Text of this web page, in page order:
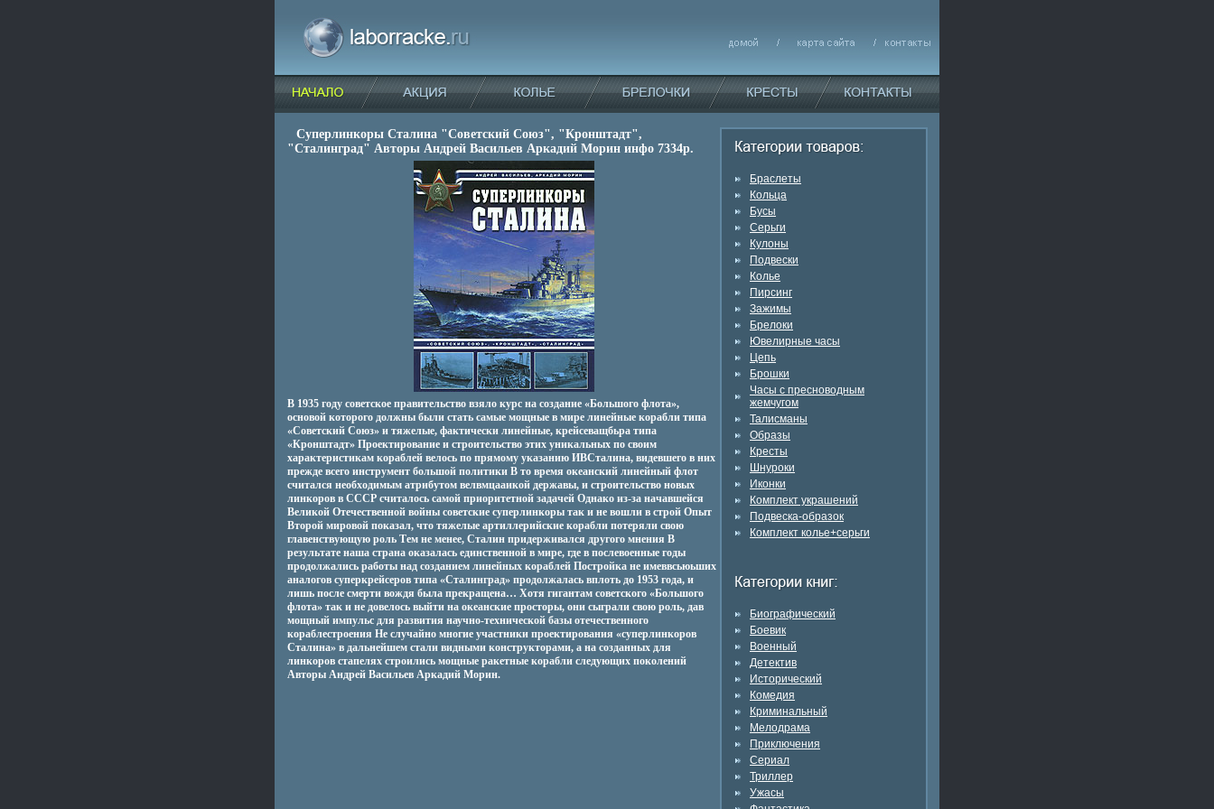
Суперлинкоры Сталина "Советский Союз", "Кронштадт",
"Сталинград" Авторы Андрей Васильев Аркадий Морин инфо 7334p.
В 1935 году советское правительство взяло курс на создание «Большого флота»,
основой которого должны были стать самые мощные в мире линейные корабли типа
«Советский Союз» и тяжелые, фактически линейные, крейсеващбьра типа
«Кронштадт» Проектирование и строительство этих уникальных по своим
характеристикам кораблей велось по прямому указанию ИВСталина, видевшего в них
прежде всего инструмент большой политики В то время океанский линейный флот
считался необходимым атрибутом велвмцааикой державы, и строительство новых
линкоров в СССР считалось самой приоритетной задачей Однако из-за начавшейся
Великой Отечественной войны советские суперлинкоры так и не вошли в строй Опыт
Второй мировой показал, что тяжелые артиллерийские корабли потеряли свою
главенствующую роль Тем не менее, Сталин придерживался другого мнения В
результате наша страна оказалась единственной в мире, где в послевоенные годы
продолжались работы над созданием линейных кораблей Постройка не имеввсьюьших
аналогов суперкрейсеров типа «Сталинград» продолжалась вплоть до 1953 года, и
лишь после смерти вождя была прекращена… Хотя гигантам советского «Большого
флота» так и не довелось выйти на океанские просторы, они сыграли свою роль, дав
мощный импульс для развития научно-технической базы отечественного
кораблестроения Не случайно многие участники проектирования «суперлинкоров
Сталина» в дальнейшем стали видными конструкторами, а на созданных для
линкоров стапелях строились мощные ракетные корабли следующих поколений
Авторы Андрей Васильев Аркадий Морин.
Браслеты
Кольца
Бусы
Серьги
Кулоны
Подвески
Колье
Пирсинг
Зажимы
Брелоки
Ювелирные часы
Цепь
Брошки
Часы с пресноводным
жемчугом
Талисманы
Образы
Кресты
Шнуроки
Иконки
Комплект украшений
Подвеска-образок
Комплект колье+серьги
Биографический
Боевик
Военный
Детектив
Исторический
Комедия
Криминальный
Мелодрама
Приключения
Сериал
Триллер
Ужасы